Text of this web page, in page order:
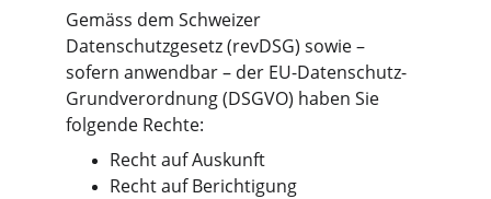
Gemäss dem Schweizer
Datenschutzgesetz (revDSG) sowie –
sofern anwendbar – der EU-Datenschutz-
Grundverordnung (DSGVO) haben Sie
folgende Rechte:
Recht auf Auskunft
Recht auf Berichtigung